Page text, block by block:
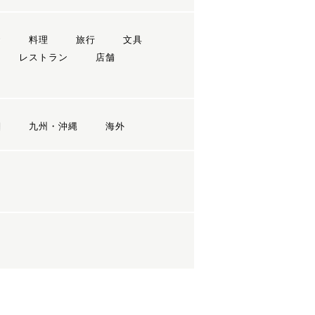
料理 旅行
文具
レストラン
店舗
九州・沖縄 海外